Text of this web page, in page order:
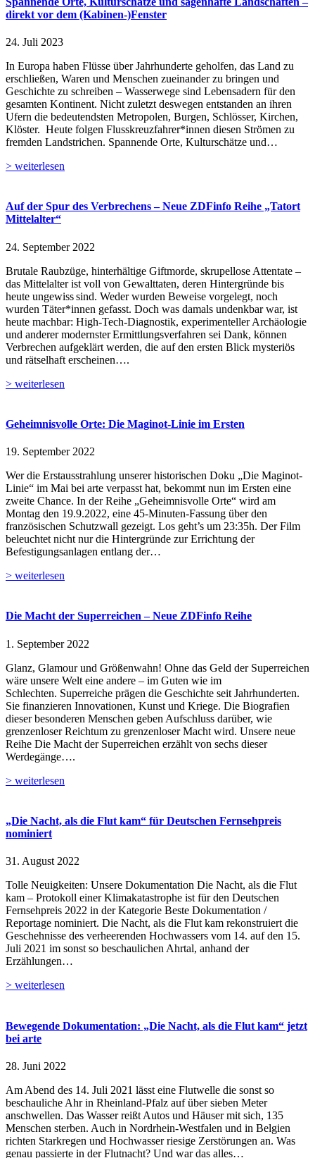
direkt vor dem (Kabinen-)Fenster
24. Juli 2023
In Europa haben Flüsse über Jahrhunderte geholfen, das Land zu
erschließen, Waren und Menschen zueinander zu bringen und
Geschichte zu schreiben – Wasserwege sind Lebensadern für den
gesamten Kontinent. Nicht zuletzt deswegen entstanden an ihren
Ufern die bedeutendsten Metropolen, Burgen, Schlösser, Kirchen,
Klöster. Heute folgen Flusskreuzfahrer*innen diesen Strömen zu
fremden Landstrichen. Spannende Orte, Kulturschätze und…
> weiterlesen
Auf der Spur des Verbrechens – Neue ZDFinfo Reihe „Tatort
Mittelalter“
24. September 2022
Brutale Raubzüge, hinterhältige Giftmorde, skrupellose Attentate –
das Mittelalter ist voll von Gewalttaten, deren Hintergründe bis
heute ungewiss sind. Weder wurden Beweise vorgelegt, noch
wurden Täter*innen gefasst. Doch was damals undenkbar war, ist
heute machbar: High-Tech-Diagnostik, experimenteller Archäologie
und anderer modernster Ermittlungsverfahren sei Dank, können
Verbrechen aufgeklärt werden, die auf den ersten Blick mysteriös
und rätselhaft erscheinen….
> weiterlesen
Geheimnisvolle Orte: Die Maginot-Linie im Ersten
19. September 2022
Wer die Erstausstrahlung unserer historischen Doku „Die Maginot-
Linie“ im Mai bei arte verpasst hat, bekommt nun im Ersten eine
zweite Chance. In der Reihe „Geheimnisvolle Orte“ wird am
Montag den 19.9.2022, eine 45-Minuten-Fassung über den
französischen Schutzwall gezeigt. Los geht’s um 23:35h. Der Film
beleuchtet nicht nur die Hintergründe zur Errichtung der
Befestigungsanlagen entlang der…
> weiterlesen
Die Macht der Superreichen – Neue ZDFinfo Reihe
1. September 2022
Glanz, Glamour und Größenwahn! Ohne das Geld der Superreichen
wäre unsere Welt eine andere – im Guten wie im
Schlechten. Superreiche prägen die Geschichte seit Jahrhunderten.
Sie finanzieren Innovationen, Kunst und Kriege. Die Biografien
dieser besonderen Menschen geben Aufschluss darüber, wie
grenzenloser Reichtum zu grenzenloser Macht wird. Unsere neue
Reihe Die Macht der Superreichen erzählt von sechs dieser
Werdegänge….
> weiterlesen
„Die Nacht, als die Flut kam“ für Deutschen Fernsehpreis
nominiert
31. August 2022
Tolle Neuigkeiten: Unsere Dokumentation Die Nacht, als die Flut
kam – Protokoll einer Klimakatastrophe ist für den Deutschen
Fernsehpreis 2022 in der Kategorie Beste Dokumentation /
Reportage nominiert. Die Nacht, als die Flut kam rekonstruiert die
Geschehnisse des verheerenden Hochwassers vom 14. auf den 15.
Juli 2021 im sonst so beschaulichen Ahrtal, anhand der
Erzählungen…
> weiterlesen
Bewegende Dokumentation: „Die Nacht, als die Flut kam“ jetzt
bei arte
28. Juni 2022
Am Abend des 14. Juli 2021 lässt eine Flutwelle die sonst so
beschauliche Ahr in Rheinland-Pfalz auf über sieben Meter
anschwellen. Das Wasser reißt Autos und Häuser mit sich, 135
Menschen sterben. Auch in Nordrhein-Westfalen und in Belgien
richten Starkregen und Hochwasser riesige Zerstörungen an. Was
genau passierte in der Flutnacht? Und war das alles…